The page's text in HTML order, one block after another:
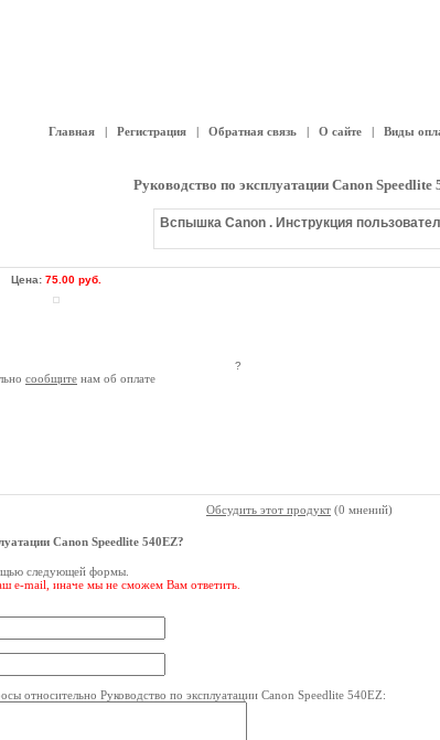
Главная| Регистрация| Обратная связь| О сайте| Виды
Руководство по эксплуатации Canon Speedlite
Вспышка Canon . Инструкция
Цена: 75.00 руб.
?
сообщите нам об оплате
Обсудить этот продукт (0 мнений)
Canon Speedlite 540EZ?
следующей формы.
e-mail, иначе мы не сможем Вам ответить.
относительно Руководство по эксплуатации Canon Speedlite 540EZ: